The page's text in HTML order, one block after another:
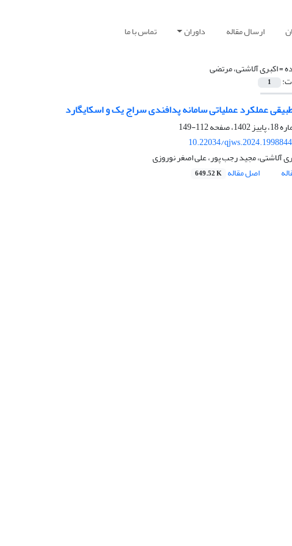
ارسال مقاله داوران تماس با ما
=اکبری آلاشتی، مرتضی
1
عملکرد عملیاتی سامانه پدافندی سراج یک و اسکایگارد
112-149
10.22034/
آلاشتی، مجید رجب پور، علی اصغر نوروزی
اصل مقاله 649.52 K